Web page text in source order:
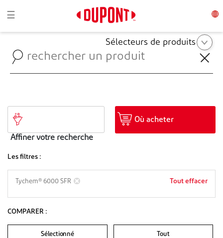
Toggle navigation
☰
Sélecteurs de produits
Affiner votre recherche
Où acheter
Les filtres :
Tychem® 6000 SFR Tout effacer
COMPARER :
Sélectionné Tout